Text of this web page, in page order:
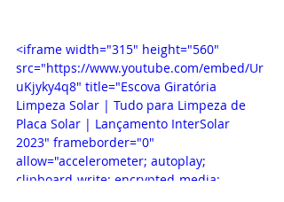
<iframe width="315" height="560"
src="https://www.youtube.com/embed/Ur
uKjyky4q8" title="Escova Giratória
Limpeza Solar | Tudo para Limpeza de
Placa Solar | Lançamento InterSolar
2023" frameborder="0"
allow="accelerometer; autoplay;
clipboard-write; encrypted-media;